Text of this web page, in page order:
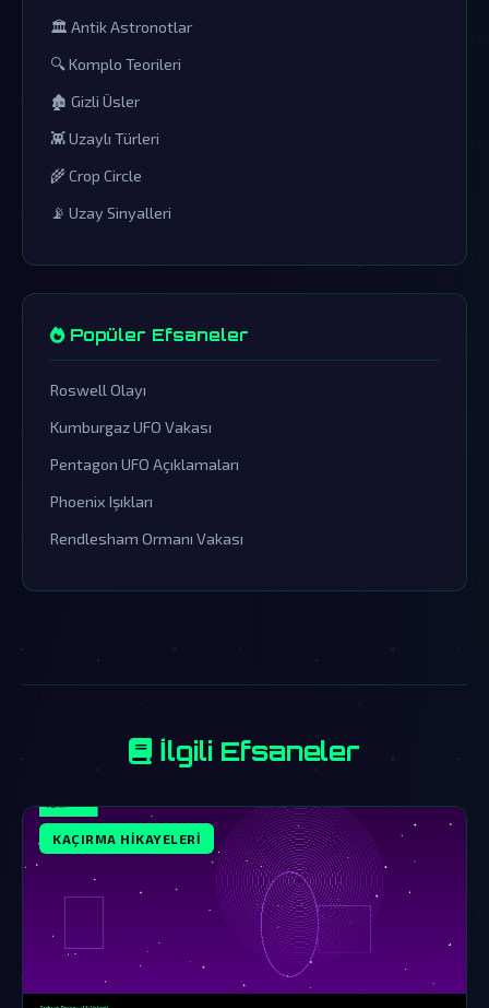
🏛️ Antik Astronotlar
🔍 Komplo Teorileri
🏚️ Gizli Üsler
👾 Uzaylı Türleri
🌾 Crop Circle
📡 Uzay Sinyalleri
Popüler Efsaneler
Roswell Olayı
Kumburgaz UFO Vakası
Pentagon UFO Açıklamaları
Phoenix Işıkları
Rendlesham Ormanı Vakası
İlgili Efsaneler
KAÇIRMA HIKAYELERI